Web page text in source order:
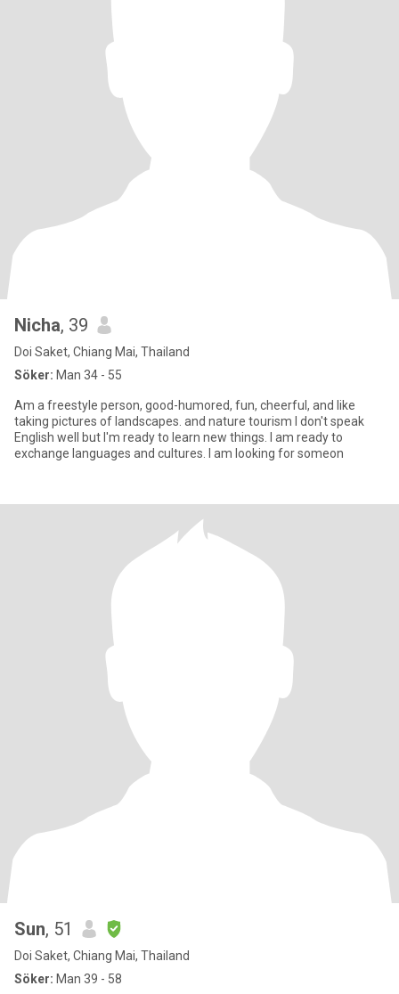
Nicha, 39
Doi Saket, Chiang Mai, Thailand
Söker: Man 34 - 55
Am a freestyle person, good-humored, fun, cheerful, and like
taking pictures of landscapes. and nature tourism I don't speak
English well but I'm ready to learn new things. I am ready to
exchange languages ​​and cultures. I am looking for someon
Sun, 51
Doi Saket, Chiang Mai, Thailand
Söker: Man 39 - 58